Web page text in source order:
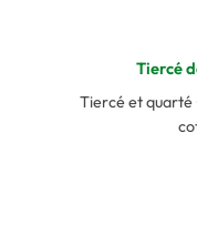
Tiercé
Tiercé et quarté